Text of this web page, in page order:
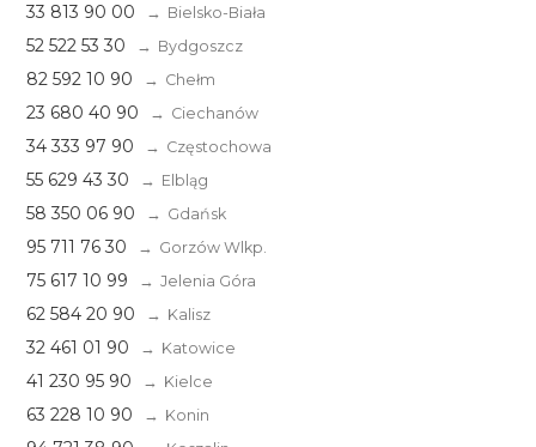
33 813 90 00 Bielsko-Biała
52 522 53 30 Bydgoszcz
82 592 10 90 Chełm
23 680 40 90 Ciechanów
34 333 97 90 Częstochowa
55 629 43 30 Elbląg
58 350 06 90 Gdańsk
95 711 76 30 Gorzów Wlkp.
75 617 10 99 Jelenia Góra
62 584 20 90 Kalisz
32 461 01 90 Katowice
41 230 95 90 Kielce
63 228 10 90 Konin